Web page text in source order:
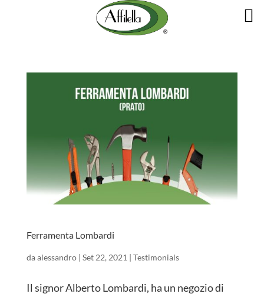
Ferramenta Lombardi
daalessandro| Set 22, 2021 | Testimonials
Il signor Alberto Lombardi, ha un negozio di